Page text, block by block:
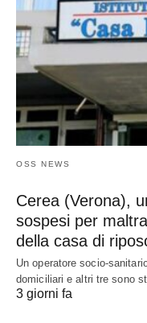
OSS NEWS
Cerea (Verona),
sospesi per
della casa di
Un operatore socio-
domiciliari e altri tre sono
3 giorni fa